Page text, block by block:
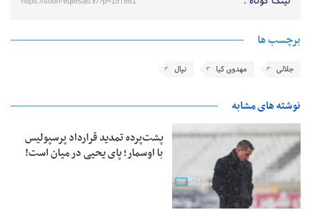
برچسب ها
جلالی مهدوی کیا نپال
نوشته های مشابه
پشت‌پرده تمدید قرارداد پرسپولیس
با اوسمار؛ پای یحیی در میان است!